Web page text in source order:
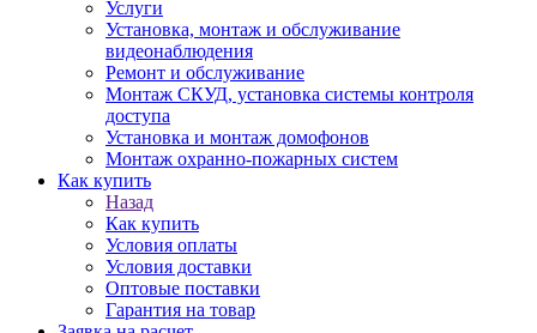
Услуги
Установка, монтаж и обслуживание
видеонаблюдения
Ремонт и обслуживание
Монтаж СКУД, установка системы контроля
доступа
Установка и монтаж домофонов
Монтаж охранно-пожарных систем
Как купить
Назад
Как купить
Условия оплаты
Условия доставки
Оптовые поставки
Гарантия на товар